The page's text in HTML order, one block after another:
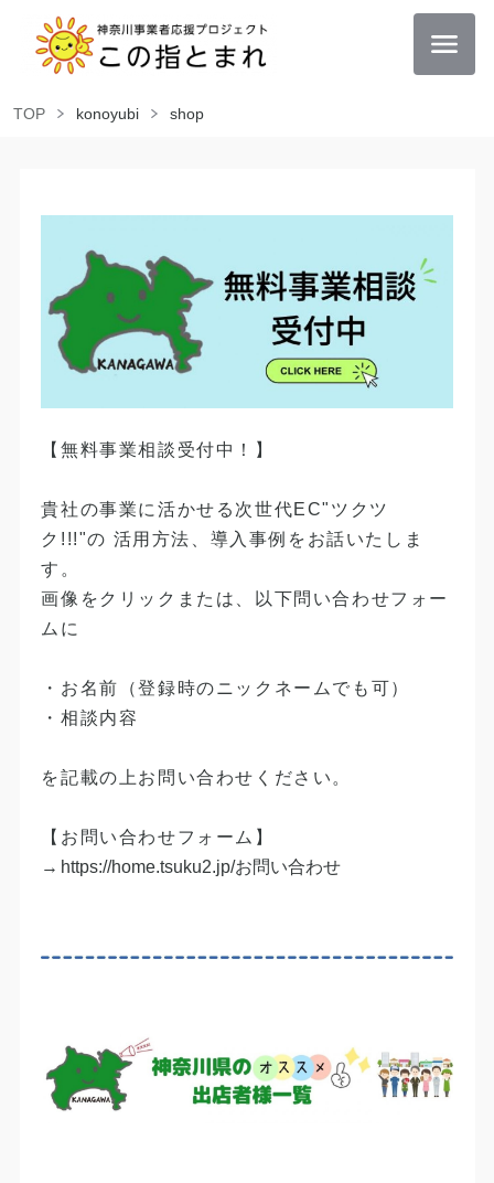
TOP konoyubi shop
【無料事業相談受付中！】
​貴社の事業に活かせる次世代EC"ツクツ
ク!!!"の 活用方法、導入事例をお話いたしま
す。
​画像をクリックまたは、以下問い合わせフォー
ムに
​・お名前（登録時のニックネームでも可）
​・相談内容
​を記載の上お問い合わせください。
​【お問い合わせフォーム】
​→​ ​https://home.tsuku2.jp/お問い合わせ​